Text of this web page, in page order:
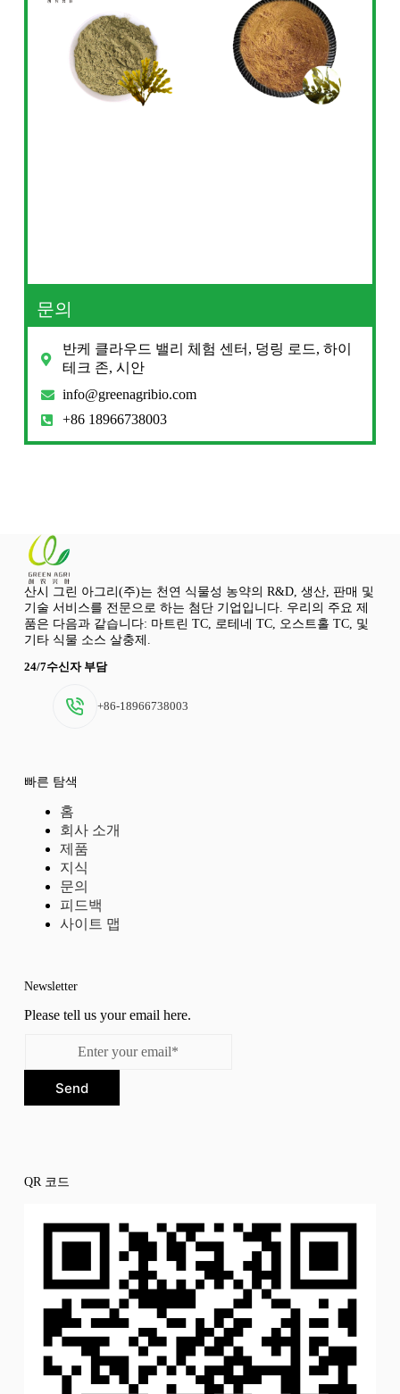
문의
반케 클라우드 밸리 체험 센터, 덩링 로드, 하이
테크 존, 시안
info@greenagribio.com
+86 18966738003
산시 그린 아그리(주)는 천연 식물성 농약의 R&D, 생산, 판매 및
기술 서비스를 전문으로 하는 첨단 기업입니다. 우리의 주요 제
품은 다음과 같습니다: 마트린 TC, 로테네 TC, 오스트홀 TC, 및
기타 식물 소스 살충제.
24/7수신자 부담
+86-18966738003
빠른 탐색
홈
회사 소개
제품
지식
문의
피드백
사이트 맵
Newsletter
Please tell us your email here.
Send
QR 코드